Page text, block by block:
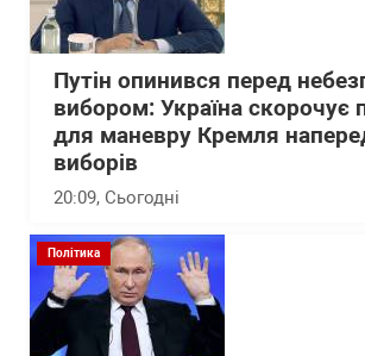
Путін опинився перед
вибором: Україна скорочує
для маневру Кремля
виборів
20:09, Сьогодні
Політика